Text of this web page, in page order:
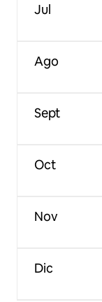
Jul
Ago
Sept
Oct
Nov
Dic